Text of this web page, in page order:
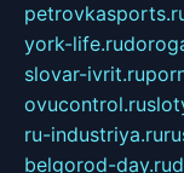
york-life.ru
slovar-ivrit.ru
ovucontrol.ru
ru-industriya.ru
belgorod-day.ru